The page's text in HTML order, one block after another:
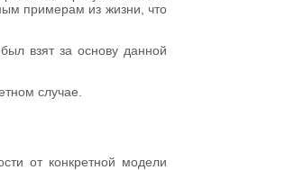
примерам из жизни, что
взят за основу данной
случае.
от конкретной модели